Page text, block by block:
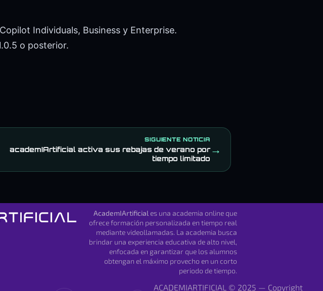
Individuals, Business y Enterprise.
o posterior.
SIGUIENTE NOTICIA
academIArtificial activa sus rebajas de verano por
tiempo limitado
→
AcademIArtificial es una academia online que
ofrece formación personalizada en tiempo real
mediante videollamadas. La academia busca
brindar una experiencia educativa de alto nivel,
enfocada en garantizar que los alumnos
obtengan el máximo provecho en un corto
periodo de tiempo.
ACADEMIARTIFICIAL © 2025 — Copyright